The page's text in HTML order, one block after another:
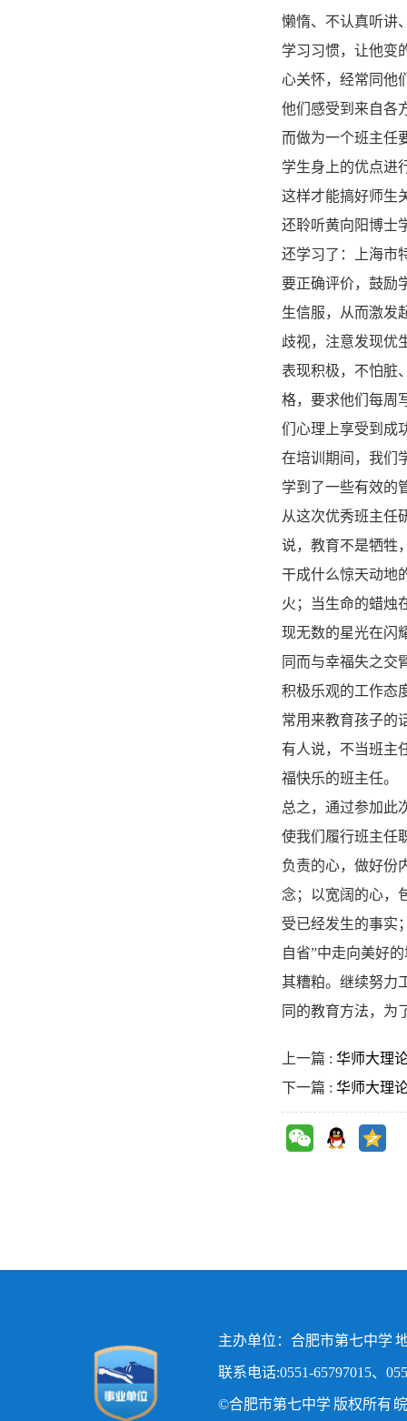
懒惰、不认真听讲
学习习惯，让他变
心关怀，经常同他
他们感受到来自各
而做为一个班主任
学生身上的优点进
这样才能搞好师生
还聆听黄向阳博士
还学习了：上海市
要正确评价，鼓励
生信服，从而激发
歧视，注意发现优
表现积极，不怕脏
格，要求他们每周
们心理上享受到成
在培训期间，我们
学到了一些有效的
从这次优秀班主任
说，教育不是牺牲
干成什么惊天动地
火；当生命的蜡烛
现无数的星光在闪
同而与幸福失之交
积极乐观的工作态
常用来教育孩子的
有人说，不当班主
福快乐的班主任。
总之，通过参加此
使我们履行班主任
负责的心，做好份
念；以宽阔的心，
受已经发生的事实
自省”中走向美好
其糟粕。继续努力
同的教育方法，为
上一篇 : 华师大理
下一篇 : 华师大理
主办单位：合肥市第七中学
联系电话:0551-65797015、
©合肥市第七中学 版权所有